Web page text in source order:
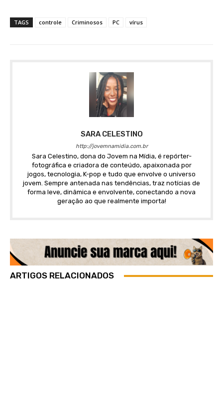
TAGS controle Criminosos PC vírus
SARA CELESTINO
http://jovemnamidia.com.br
Sara Celestino, dona do Jovem na Mídia, é repórter-
fotográfica e criadora de conteúdo, apaixonada por
jogos, tecnologia, K-pop e tudo que envolve o universo
jovem. Sempre antenada nas tendências, traz notícias de
forma leve, dinâmica e envolvente, conectando a nova
geração ao que realmente importa!
ARTIGOS RELACIONADOS